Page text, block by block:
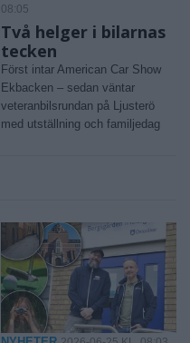
08:05
Två helger i bilarnas
tecken
Först intar American Car Show
Ekbacken – sedan väntar
veteranbilsrundan på Ljusterö
med utställning och familjedag